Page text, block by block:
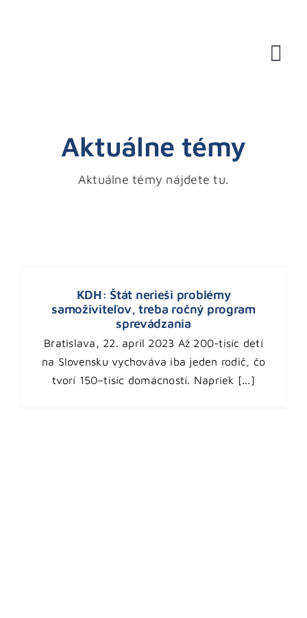
Aktuálne témy
Aktuálne témy nájdete tu.
KDH: Štát nerieši problémy
samoživiteľov, treba ročný program
sprevádzania
Bratislava, 22. apríl 2023 Až 200-tisíc detí
na Slovensku vychováva iba jeden rodič, čo
tvorí 150–tisíc domácností. Napriek [...]